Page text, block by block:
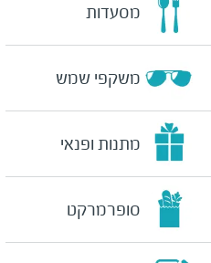
מסעדות
משקפי שמש
מתנות ופנאי
סופרמרקט